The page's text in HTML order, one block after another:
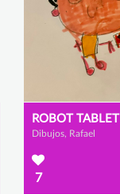
ROBOT TABLET
Dibujos, Rafael
7